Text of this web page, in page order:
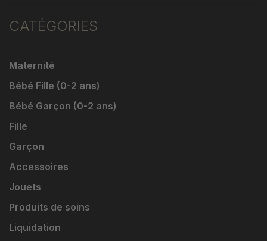
CATÉGORIES
Maternité
Bébé Fille (0-2 ans)
Bébé Garçon (0-2 ans)
Fille
Garçon
Accessoires
Jouets
Produits de soins
Liquidation